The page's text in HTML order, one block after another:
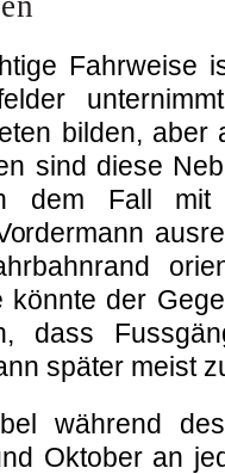
Fahrweise
bilden, aber
sind diese
dem Fall mit
könnte der
dass
später meist
während
Oktober an